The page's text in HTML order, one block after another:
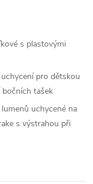
s plastovými
pro dětskou
tašek
uchycené na
s výstrahou při